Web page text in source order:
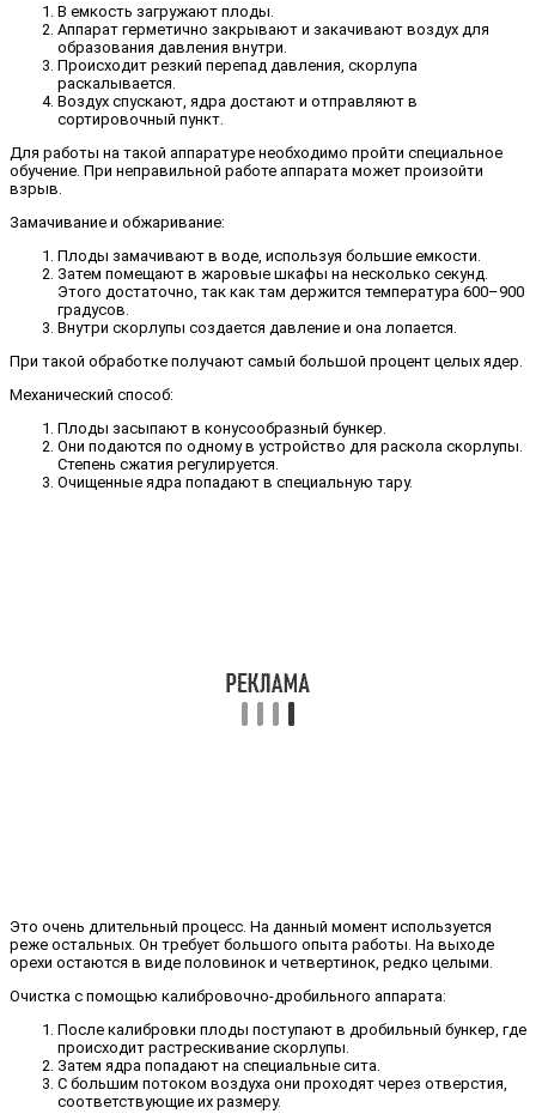
В емкость загружают плоды.
Аппарат герметично закрывают и закачивают воздух для
образования давления внутри.
Происходит резкий перепад давления, скорлупа
раскалывается.
Воздух спускают, ядра достают и отправляют в
сортировочный пункт.
Для работы на такой аппаратуре необходимо пройти специальное
обучение. При неправильной работе аппарата может произойти
взрыв.
Замачивание и обжаривание:
Плоды замачивают в воде, используя большие емкости.
Затем помещают в жаровые шкафы на несколько секунд.
Этого достаточно, так как там держится температура 600–900
градусов.
Внутри скорлупы создается давление и она лопается.
При такой обработке получают самый большой процент целых ядер.
Механический способ:
Плоды засыпают в конусообразный бункер.
Они подаются по одному в устройство для раскола скорлупы.
Степень сжатия регулируется.
Очищенные ядра попадают в специальную тару.
Это очень длительный процесс. На данный момент используется
реже остальных. Он требует большого опыта работы. На выходе
орехи остаются в виде половинок и четвертинок, редко целыми.
Очистка с помощью калибровочно-дробильного аппарата:
После калибровки плоды поступают в дробильный бункер, где
происходит растрескивание скорлупы.
Затем ядра попадают на специальные сита.
С большим потоком воздуха они проходят через отверстия,
соответствующие их размеру.